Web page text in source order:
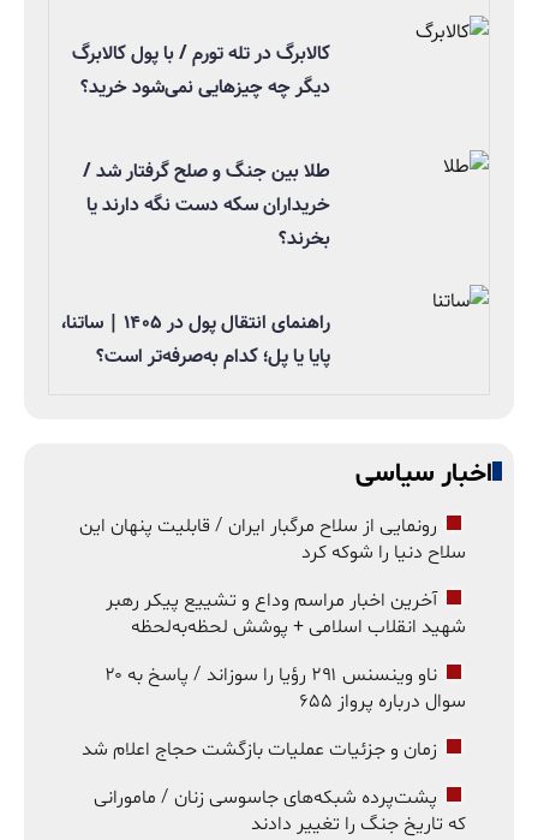
کالابرگ در تله تورم / با پول کالابرگ
دیگر چه چیزهایی نمی‌شود خرید؟
طلا بین جنگ و صلح گرفتار شد /
خریداران سکه دست نگه دارند یا
بخرند؟
راهنمای انتقال پول در ۱۴۰۵ | ساتنا،
پایا یا پل؛ کدام به‌صرفه‌تر است؟
اخبار سیاسی
رونمایی از سلاح مرگبار ایران / قابلیت پنهان این
سلاح دنیا را شوکه کرد
آخرین اخبار مراسم وداع و تشییع پیکر رهبر
شهید انقلاب اسلامی + پوشش لحظه‌به‌لحظه
ناو وینسنس ۲۹۱ رؤیا را سوزاند / پاسخ به ۲۰
سوال درباره پرواز ۶۵۵
زمان و جزئیات عملیات بازگشت حجاج اعلام شد
پشت‌پرده شبکه‌های جاسوسی زنان / مامورانی
که تاریخ جنگ را تغییر دادند